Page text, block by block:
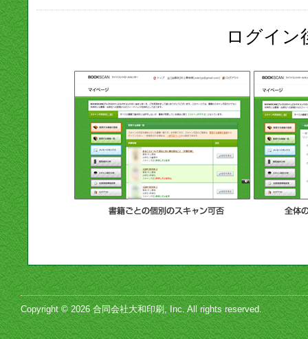
ログイン
Copyright © 2026 合同会社大和印刷, Inc. All rights reserved.